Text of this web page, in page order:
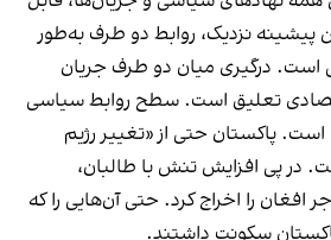
پیشینه نزدیک، روابط دو طرف به‌طور
است. درگیری میان دو طرف جریان
تعلیق است. سطح روابط سیاسی
پاکستان حتی از «تغییر رژیم
در پی افزایش تنش با طالبان،
افغان را اخراج کرد. حتی آن‌هایی‌ را که